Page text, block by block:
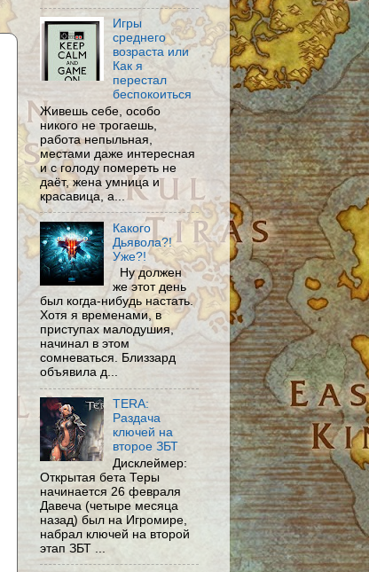
Игры
среднего
возраста или
Как я
перестал
беспокоиться
Живешь себе, особо
никого не трогаешь,
работа непыльная,
местами даже интересная
и с голоду помереть не
даёт, жена умница и
красавица, а...
Какого
Дьявола?!
Уже?!
Ну должен
же этот день
был когда-нибудь настать.
Хотя я временами, в
приступах малодушия,
начинал в этом
сомневаться. Близзард
объявила д...
TERA:
Раздача
ключей на
второе ЗБТ
Дисклеймер:
Открытая бета Теры
начинается 26 февраля
Давеча (четыре месяца
назад) был на Игромире,
набрал ключей на второй
этап ЗБТ ...